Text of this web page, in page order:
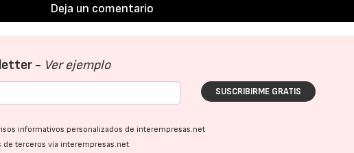
Deja un comentario
- Ver ejemplo
SUSCRIBIRME GRATIS
informativos personalizados de interempresas.net
terceros vía interempresas.net